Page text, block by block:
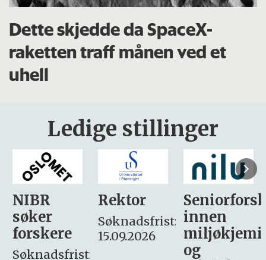
Dette skjedde da SpaceX-
raketten traff månen ved et
uhell
Ledige stillinger
Rektor
Søknadsfrist:
15.09.2026
Seniorforsker
innen
miljøkjemi
søker
– fast